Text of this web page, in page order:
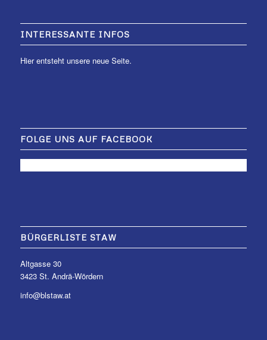
INTERESSANTE INFOS
Hier entsteht unsere neue Seite.
FOLGE UNS AUF FACEBOOK
BÜRGERLISTE STAW
Altgasse 30
3423 St. Andrä-Wördern
info@blstaw.at